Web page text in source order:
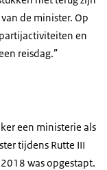
de minister. Op
en
reisdag.”
een ministerie als
tijdens Rutte III
was opgestapt.